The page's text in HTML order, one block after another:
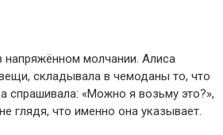
напряжённом молчании. Алиса
складывала в чемоданы то, что
спрашивала: «Можно я возьму это?»,
глядя, что именно она указывает.